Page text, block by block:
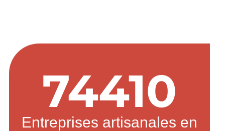
74410
Entreprises artisanales en